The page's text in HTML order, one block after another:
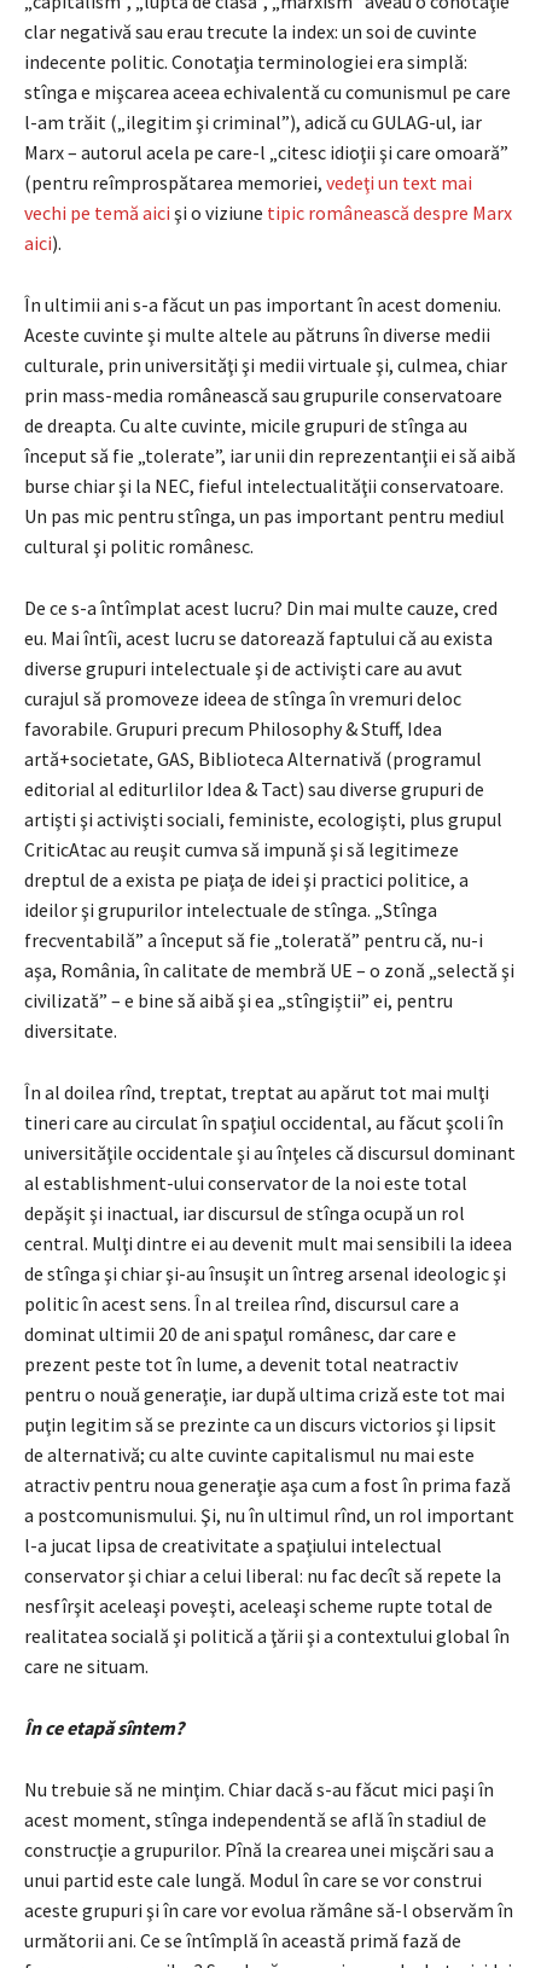
clar negativă sau erau trecute la index: un soi de cuvinte
indecente politic. Conotaţia terminologiei era simplă:
stînga e mişcarea aceea echivalentă cu comunismul pe care
l-am trăit („ilegitim şi criminal”), adică cu GULAG-ul, iar
Marx – autorul acela pe care-l „citesc idioţii şi care omoară”
(pentru reîmprospătarea memoriei, vedeţi un text mai
vechi pe temă aici şi o viziune tipic românească despre Marx
aici).
În ultimii ani s-a făcut un pas important în acest domeniu.
Aceste cuvinte şi multe altele au pătruns în diverse medii
culturale, prin universităţi şi medii virtuale şi, culmea, chiar
prin mass-media românească sau grupurile conservatoare
de dreapta. Cu alte cuvinte, micile grupuri de stînga au
început să fie „tolerate”, iar unii din reprezentanţii ei să aibă
burse chiar şi la NEC, fieful intelectualităţii conservatoare.
Un pas mic pentru stînga, un pas important pentru mediul
cultural şi politic românesc.
De ce s-a întîmplat acest lucru? Din mai multe cauze, cred
eu. Mai întîi, acest lucru se datorează faptului că au exista
diverse grupuri intelectuale şi de activişti care au avut
curajul să promoveze ideea de stînga în vremuri deloc
favorabile. Grupuri precum Philosophy & Stuff, Idea
artă+societate, GAS, Biblioteca Alternativă (programul
editorial al editurlilor Idea & Tact) sau diverse grupuri de
artişti şi activişti sociali, feministe, ecologişti, plus grupul
CriticAtac au reuşit cumva să impună şi să legitimeze
dreptul de a exista pe piaţa de idei şi practici politice, a
ideilor şi grupurilor intelectuale de stînga. „Stînga
frecventabilă” a început să fie „tolerată” pentru că, nu-i
aşa, România, în calitate de membră UE – o zonă „selectă şi
civilizată” – e bine să aibă şi ea „stîngiștii” ei, pentru
diversitate.
În al doilea rînd, treptat, treptat au apărut tot mai mulţi
tineri care au circulat în spaţiul occidental, au făcut şcoli în
universităţile occidentale şi au înţeles că discursul dominant
al establishment-ului conservator de la noi este total
depăşit şi inactual, iar discursul de stînga ocupă un rol
central. Mulţi dintre ei au devenit mult mai sensibili la ideea
de stînga şi chiar şi-au însuşit un întreg arsenal ideologic şi
politic în acest sens. În al treilea rînd, discursul care a
dominat ultimii 20 de ani spaţul românesc, dar care e
prezent peste tot în lume, a devenit total neatractiv
pentru o nouă generaţie, iar după ultima criză este tot mai
puţin legitim să se prezinte ca un discurs victorios şi lipsit
de alternativă; cu alte cuvinte capitalismul nu mai este
atractiv pentru noua generaţie aşa cum a fost în prima fază
a postcomunismului. Şi, nu în ultimul rînd, un rol important
l-a jucat lipsa de creativitate a spaţiului intelectual
conservator şi chiar a celui liberal: nu fac decît să repete la
nesfîrşit aceleaşi poveşti, aceleaşi scheme rupte total de
realitatea socială şi politică a ţării şi a contextului global în
care ne situam.
În ce etapă sîntem?
Nu trebuie să ne minţim. Chiar dacă s-au făcut mici paşi în
acest moment, stînga independentă se află în stadiul de
construcţie a grupurilor. Pînă la crearea unei mişcări sau a
unui partid este cale lungă. Modul în care se vor construi
aceste grupuri şi în care vor evolua rămâne să-l observăm în
următorii ani. Ce se întîmplă în această primă fază de